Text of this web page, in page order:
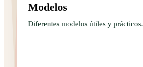
Modelos
Diferentes modelos útiles y prácticos.